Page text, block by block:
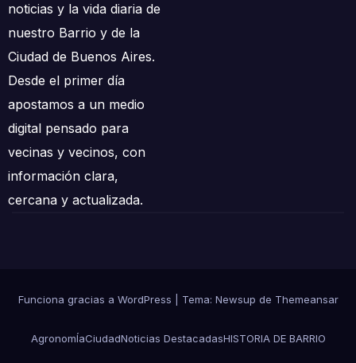
noticias y la vida diaria de
nuestro Barrio y de la
Ciudad de Buenos Aires.
Desde el primer día
apostamos a un medio
digital pensado para
vecinas y vecinos, con
información clara,
cercana y actualizada.
Funciona gracias a WordPress Tema: Newsup de Themeansar
AgronomÍaCiudadNoticias DestacadasHISTORIA DE BARRIO